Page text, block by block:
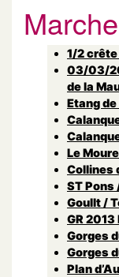
1/2 crête
03/03/
de la
Etang
Le
Collines
ST Pons
Goullt /
GR
Gorges
Gorges
Plan